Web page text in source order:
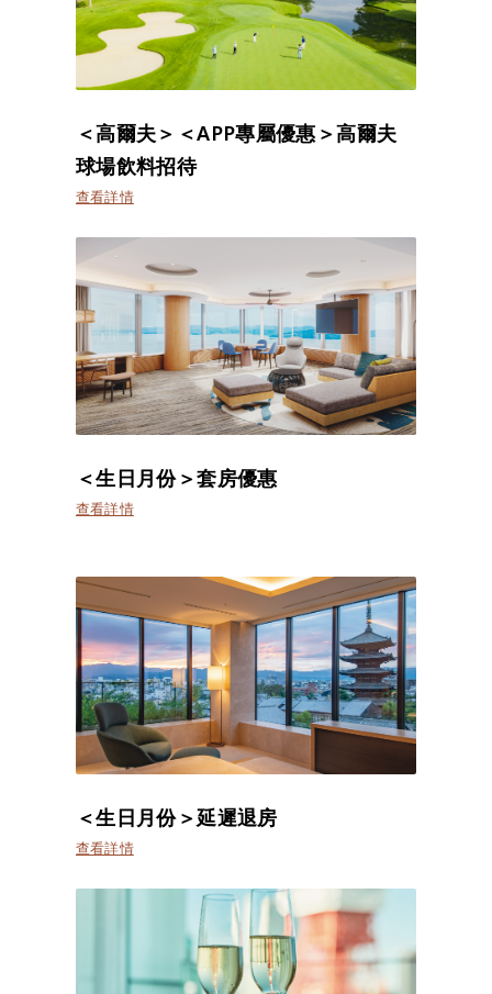
＜高爾夫＞＜APP專屬優惠＞高爾夫
球場飲料招待
查看詳情
＜生日月份＞套房優惠
查看詳情
＜生日月份＞延遲退房
查看詳情